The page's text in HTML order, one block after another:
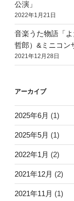
公演」
2022年1月21日
音楽うた物語「
哲郎）&ミニコン
2021年12月28日
アーカイブ
2025年6月 (1)
2025年5月 (1)
2022年1月 (2)
2021年12月 (2)
2021年11月 (1)